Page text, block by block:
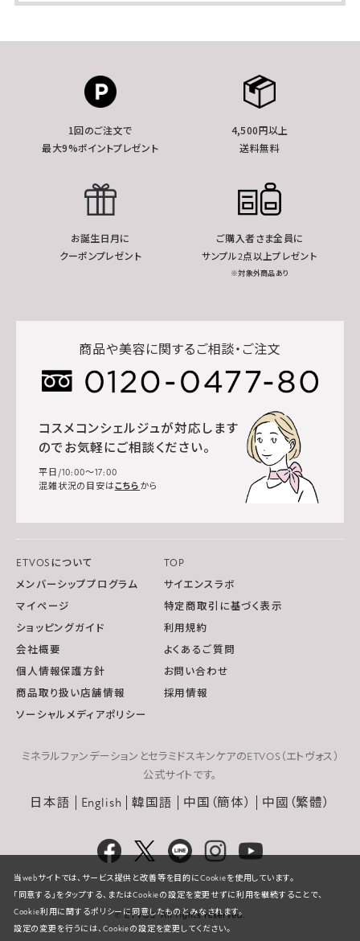
1回のご注文で
最大9%ポイントプレゼント
4,500円以上
送料無料
お誕生日月に
クーポンプレゼント
ご購入者さま全員に
サンプル2点以上プレゼント
※対象外商品あり
商品や美容に関するご相談・ご注文
コスメコンシェルジュが対応します
のでお気軽にご相談ください。
平日/10:00～17:00
混雑状況の目安はこちら から
ETVOSについて
TOP
メンバーシッププログラム
サイエンスラボ
マイページ
特定商取引に基づく表示
ショッピングガイド
利用規約
会社概要
よくあるご質問
個人情報保護方針
お問い合わせ
商品取り扱い店舗情報
採用情報
ソーシャルメディアポリシー
ミネラルファンデーションとセラミドスキンケアのETVOS（エトヴォス）
公式サイトです。
日本語 English 韓国語 中国（簡体） 中國（繁體）
当webサイトでは、サービス提供と改善等を目的にCookieを使用しています。
「同意する」をタップする、またはCookieの設定を変更せずに利用を継続することで、
Cookie利用に関するポリシーに同意したものとみなされます。
設定の変更を行うには、Cookieの設定を変更してください。